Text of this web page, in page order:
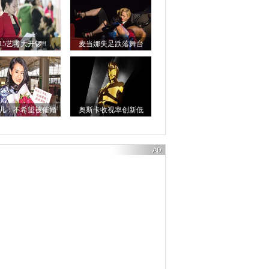
艺考大开锣！ 麦当娜失足跌落舞台
：不希望被催婚 奥斯卡收视率创新低